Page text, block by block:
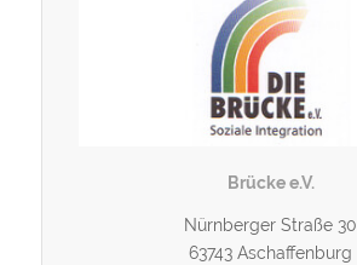
Brücke e.V.
Nürnberger Straße 30
63743 Aschaffenburg